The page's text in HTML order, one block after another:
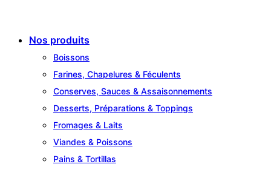
content
Nos produits
Boissons
Farines, Chapelures & Féculents
Conserves, Sauces & Assaisonnements
Desserts, Préparations & Toppings
Fromages & Laits
Viandes & Poissons
Pains & Tortillas